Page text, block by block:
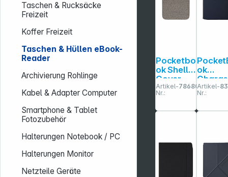
Taschen & Rucksäcke
Freizeit
Koffer Freizeit
Taschen & Hüllen eBook-
Reader
Archivierung Rohlinge
Kabel & Adapter Computer
Smartphone & Tablet
Fotozubehör
Halterungen Notebook / PC
Halterungen Monitor
Netzteile Geräte
Pocketbo
ok Shell
Cover
grey
Artikel-
Nr.:
786802
ok
Charge
Night
Blue
InkPad 4
Artikel-
Nr.: